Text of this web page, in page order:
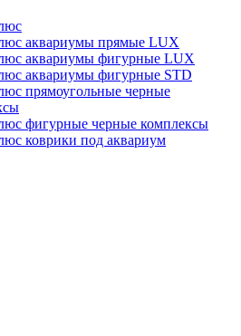
аквариумы прямые LUX
аквариумы фигурные LUX
аквариумы фигурные STD
прямоугольные черные
фигурные черные комплексы
коврики под аквариум